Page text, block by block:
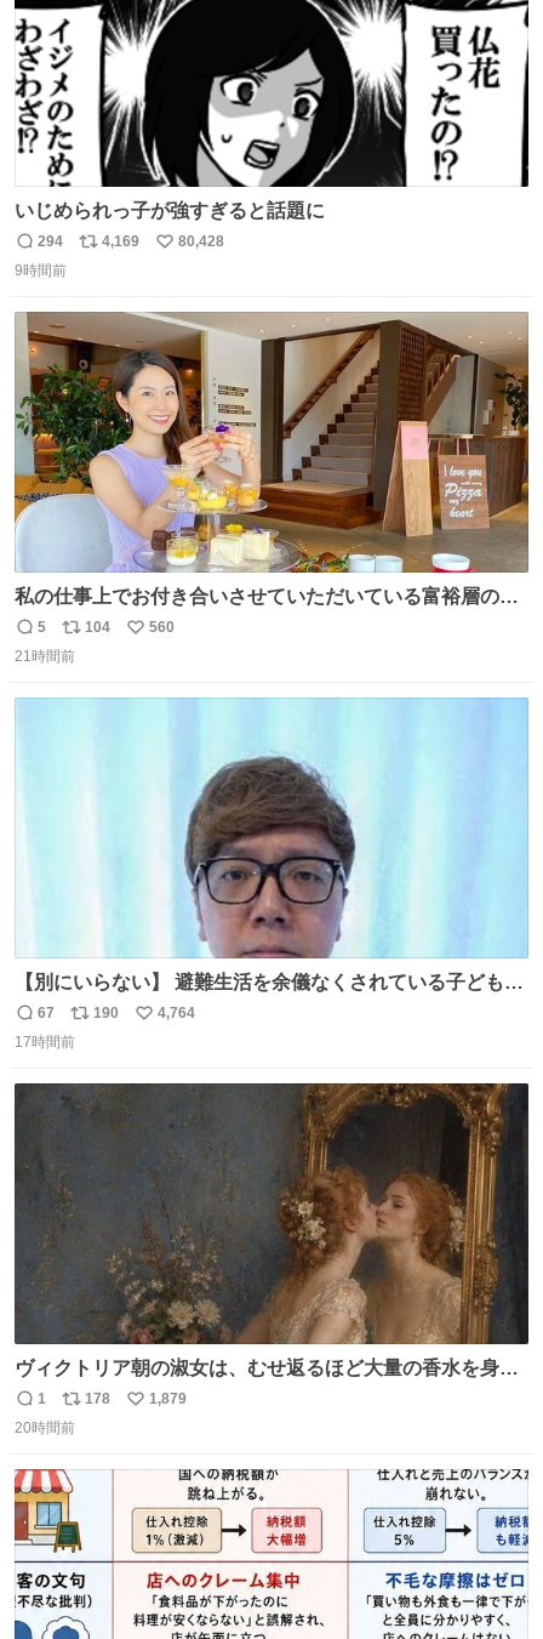
いじめられっ子が強すぎると話題に
返
信
294
リ
4,169
い
数
80,428
9時間前
私の仕事上でお付き合いさせていただいている富裕層の社
長さん達は、こんな事しない。 こんな自慢は一切しない
し、なんなら表に出てこない。 自分に自信がない半端モン
返
信
5
リ
ポ
104
い
560
21時間前
【別にいらない】 避難生活を余儀なくされている子どもた
ちのためにヒカキンボックス1000個を寄付させていただき
ました
返
信
67
リ
ポ
ト
190
い
4,764
17時間前
ヴィクトリア朝の淑女は、むせ返るほど大量の香水を身に
つけるものではないとされていた。それでも香水は、髪や
肌の手入れと同じくらい、ヴィクトリア朝の女性達の美容
が知る香水よりも単純な組成で、その大部分は薔薇、菫、
ベルガモット、
返
信
1
リ
ポ
ト
数
178
い
1,879
20時間前